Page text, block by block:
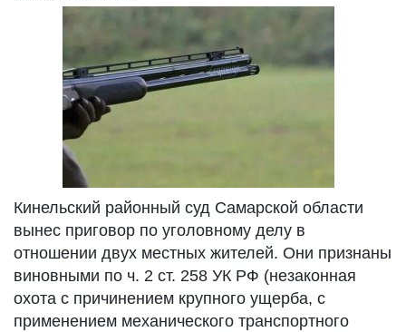
Кинельский районный суд Самарской области
вынес приговор по уголовному делу в
отношении двух местных жителей. Они признаны
виновными по ч. 2 ст. 258 УК РФ (незаконная
охота с причинением крупного ущерба, с
применением механического транспортного